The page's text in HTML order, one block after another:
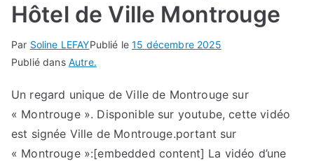
Hôtel de Ville Montrouge
Par Soline LEFAYPublié le15 décembre 2025
Publié dans Autre.
Un regard unique de Ville de Montrouge sur
« Montrouge ». Disponible sur youtube, cette vidéo
est signée Ville de Montrouge.portant sur
« Montrouge »:[embedded content] La vidéo d’une